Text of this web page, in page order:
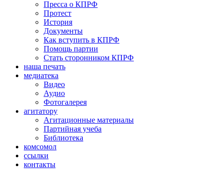
Пресса о КПРФ
Протест
История
Документы
Как вступить в КПРФ
Помощь партии
Стать сторонником КПРФ
наша печать
медиатека
Видео
Аудио
Фотогалерея
агитатору
Агитационные материалы
Партийная учеба
Библиотека
комсомол
ссылки
контакты